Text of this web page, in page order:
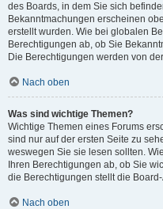
des Boards, in dem Sie sich
Bekanntmachungen erscheinen
erstellt wurden. Wie bei globalen
Berechtigungen ab, ob Sie
Die Berechtigungen werden von
Nach oben
Was sind wichtige Themen?
Wichtige Themen eines Forums
sind nur auf der ersten Seite zu
weswegen Sie sie lesen sollten.
Ihren Berechtigungen ab, ob Sie
die Berechtigungen stellt die
Nach oben